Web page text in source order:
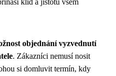
objednání vyzvednutí
. Zákazníci nemusí nosit
si domluvit termín, kdy